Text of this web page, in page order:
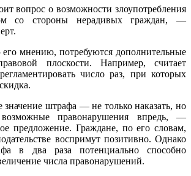
вопрос о возможности злоупотребления
со стороны нерадивых граждан, —
мнению, потребуются дополнительные
плоскости. Например, считает
число раз, при которых
штрафа — не только наказать, но
правонарушения впредь, —
предложение. Граждане, по его словам,
воспримут позитивно. Однако
в два раза потенциально способно
числа правонарушений.